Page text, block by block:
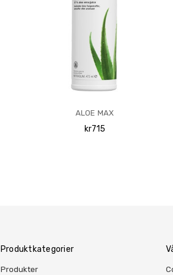
ALOE MAX
kr715
Produktkategorier
Produkter